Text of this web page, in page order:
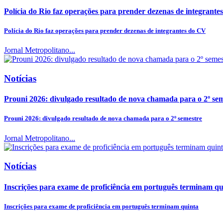
Polícia do Rio faz operações para prender dezenas de
Polícia do Rio faz operações para prender dezenas de integrantes do CV
Jornal Metropolitano...
Notícias
Prouni 2026: divulgado resultado de nova chamada para o 2º
Prouni 2026: divulgado resultado de nova chamada para o 2º semestre
Jornal Metropolitano...
Notícias
Inscrições para exame de proficiência em português terminam
Inscrições para exame de proficiência em português terminam quinta